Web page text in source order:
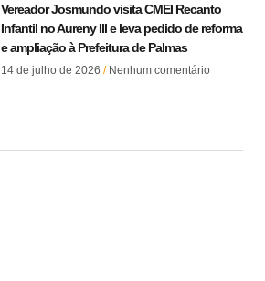
Vereador Josmundo visita CMEI Recanto
Infantil no Aureny III e leva pedido de reforma
e ampliação à Prefeitura de Palmas
14 de julho de 2026 Nenhum comentário